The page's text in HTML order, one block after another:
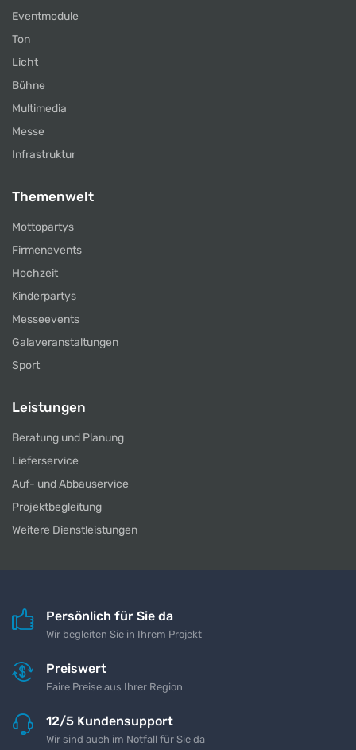
Eventmodule
Ton
Licht
Bühne
Multimedia
Messe
Infrastruktur
Themenwelt
Mottopartys
Firmenevents
Hochzeit
Kinderpartys
Messeevents
Galaveranstaltungen
Sport
Leistungen
Beratung und Planung
Lieferservice
Auf- und Abbauservice
Projektbegleitung
Weitere Dienstleistungen
Persönlich für Sie da
Wir begleiten Sie in Ihrem Projekt
Preiswert
Faire Preise aus Ihrer Region
12/5 Kundensupport
Wir sind auch im Notfall für Sie da